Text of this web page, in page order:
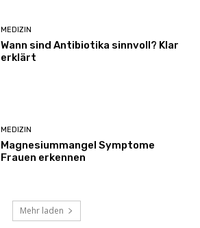
MEDIZIN
Wann sind Antibiotika sinnvoll? Klar
erklärt
MEDIZIN
Magnesiummangel Symptome
Frauen erkennen
Mehr laden